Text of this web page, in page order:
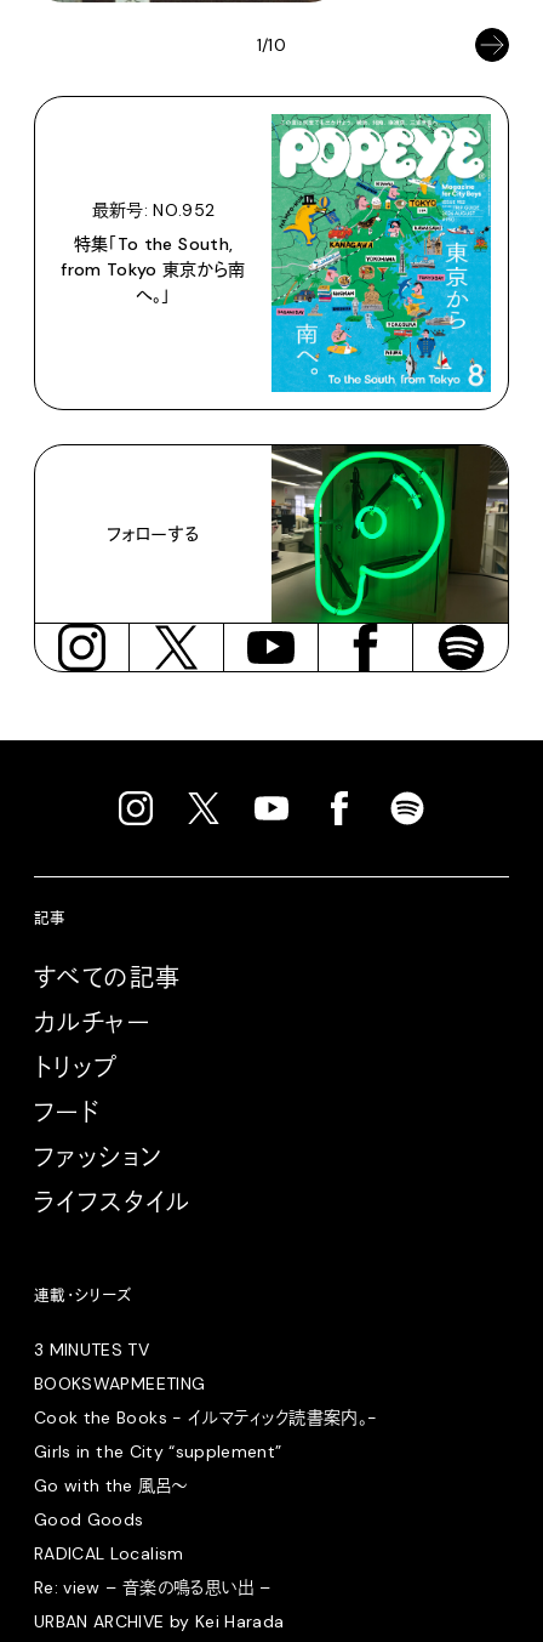
1/10
最新号: NO.952
特集「To the South,
from Tokyo 東京から南
へ。」
フォローする
記事
すべての記事
カルチャー
トリップ
フード
ファッション
ライフスタイル
連載・シリーズ
3 MINUTES TV
BOOKSWAPMEETING
Cook the Books - イルマティック読書案内。-
Girls in the City “supplement”
Go with the 風呂〜
Good Goods
RADICAL Localism
Re: view – 音楽の鳴る思い出 –
URBAN ARCHIVE by Kei Harada